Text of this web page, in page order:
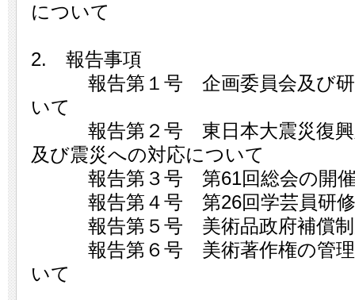
について
2. 報告事項
報告第１号 企画委員会及び研
いて
報告第２号 東日本大震災復興
及び震災への対応について
報告第３号 第61回総会の開催
報告第４号 第26回学芸員研修
報告第５号 美術品政府補償制
報告第６号 美術著作権の管理
いて